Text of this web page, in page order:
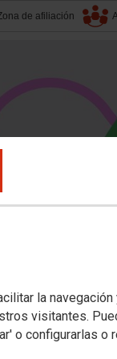
la navegación
visitantes.
o configurarlas o
de afiliación